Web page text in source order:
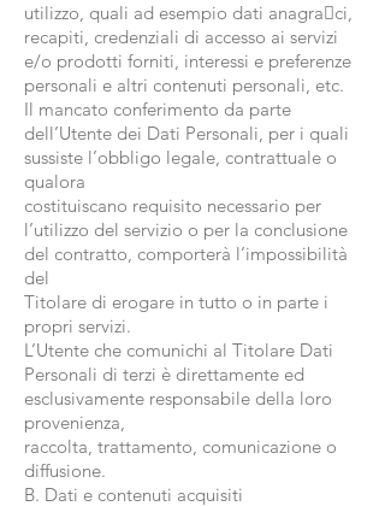
utilizzo, quali ad esempio dati anagra􀀥ci,
recapiti, credenziali di accesso ai servizi
e/o prodotti forniti, interessi e preferenze
personali e altri contenuti personali, etc.
Il mancato conferimento da parte
dell’Utente dei Dati Personali, per i quali
sussiste l’obbligo legale, contrattuale o
qualora
costituiscano requisito necessario per
l’utilizzo del servizio o per la conclusione
del contratto, comporterà l’impossibilità
del
Titolare di erogare in tutto o in parte i
propri servizi.
L’Utente che comunichi al Titolare Dati
Personali di terzi è direttamente ed
esclusivamente responsabile della loro
provenienza,
raccolta, trattamento, comunicazione o
diffusione.
B. Dati e contenuti acquisiti